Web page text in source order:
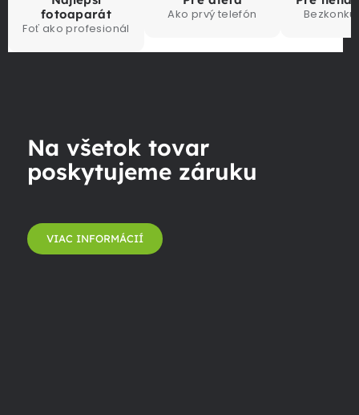
fotoaparát
Foť ako profesionál
Ako prvý telefón
Na všetok tovar
poskytujeme záruku
VIAC INFORMÁCIÍ